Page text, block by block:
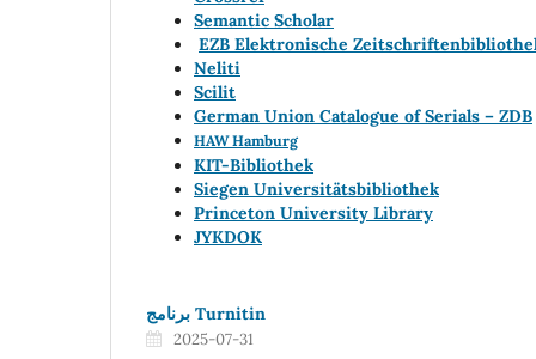
Semantic Scholar
EZB Elektronische
Neliti
Scilit
German Union Catalogue of Serials – ZDB
HAW Hamburg
KIT-Bibliothek
Siegen Universitätsbibliothek
Princeton University Library
JYKDOK
برنامج Turnitin
2025-07-31